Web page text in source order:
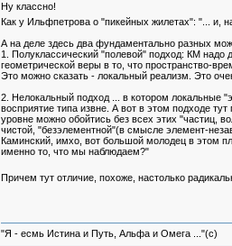
Ну классно!
Как у Ильфпетрова о "пикейных жилетах": "... и,
А на деле здесь два фундаментально разных
1. Полуклассический "полевой" подход: КМ надо
геометрической веры в то, что пространство-
Это можно сказать - локальный реализм. Это
2. Нелокальный подход ... в котором локальные
восприятие типа извне. А вот в этом подходе
уровне можно обойтись без всех этих "частиц,
чистой, "безэлементной"(в смысле элемент-
Каминский, имхо, вот большой молодец в этом
именно то, что мы наблюдаем?"
Причем тут отличие, похоже, настолько
"Я - есмь Истина и Путь, Альфа и Омега ..."(с)